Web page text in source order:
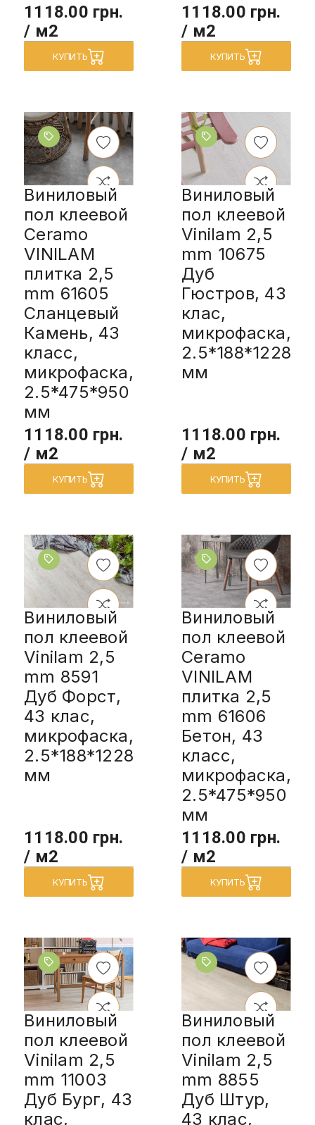
1118.00 грн.
/ м2
КУПИТЬ
1118.00 грн.
/ м2
КУПИТЬ
Виниловый
пол клеевой
Ceramo
VINILAM
плитка 2,5
mm 61605
Сланцевый
Камень, 43
класс,
микрофаска,
2.5*475*950
мм
1118.00 грн.
/ м2
КУПИТЬ
Виниловый
пол клеевой
Vinilam 2,5
mm 10675
Дуб
Гюстров, 43
клас,
микрофаска,
2.5*188*1228
мм
1118.00 грн.
/ м2
КУПИТЬ
Виниловый
пол клеевой
Vinilam 2,5
mm 8591
Дуб Форст,
43 клас,
микрофаска,
2.5*188*1228
мм
1118.00 грн.
/ м2
КУПИТЬ
Виниловый
пол клеевой
Ceramo
VINILAM
плитка 2,5
mm 61606
Бетон, 43
класс,
микрофаска,
2.5*475*950
мм
1118.00 грн.
/ м2
КУПИТЬ
Виниловый
пол клеевой
Vinilam 2,5
mm 11003
Дуб Бург, 43
клас,
Виниловый
пол клеевой
Vinilam 2,5
mm 8855
Дуб Штур,
43 клас,